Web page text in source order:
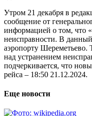
Утром 21 декабря в
сообщение от
информацией о том, что
неисправности. В
аэропорту Шереметьево.
над устранением
подчеркивается, что
рейса – 18:50 21.12.2024.
Еще новости